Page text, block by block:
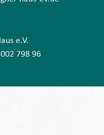
e.V.
798 96